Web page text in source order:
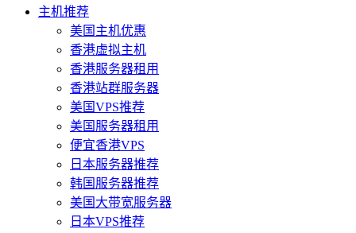
主机推荐
美国主机优惠
香港虚拟主机
香港服务器租用
香港站群服务器
美国VPS推荐
美国服务器租用
便宜香港VPS
日本服务器推荐
韩国服务器推荐
美国大带宽服务器
日本VPS推荐